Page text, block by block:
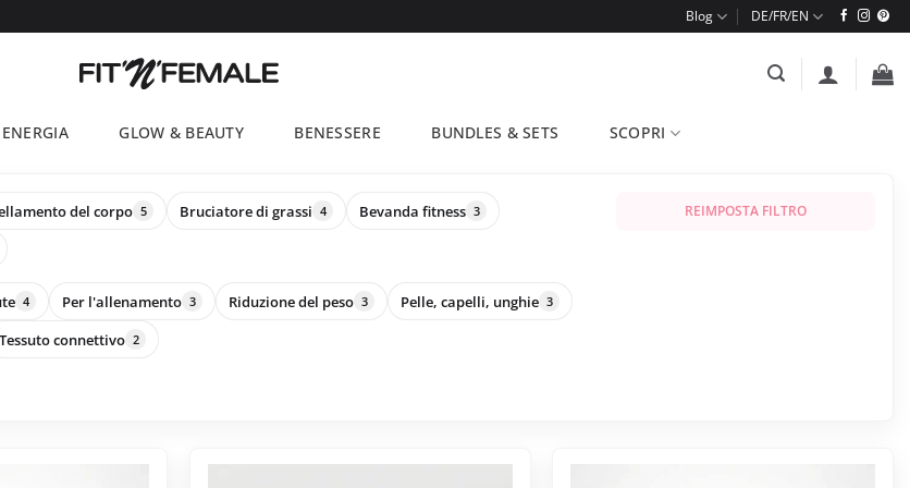
Blog
GLOW & BEAUTY BENESSERE BUNDLES & SETS SCOPRI
del corpo 5 Bruciatore di grassi 4 Bevanda fitness 3
4 Per l'allenamento 3 Riduzione del peso 3 Pelle, capelli, unghie 3
Tessuto connettivo 2
REIMPOSTA FILTRO
Questo